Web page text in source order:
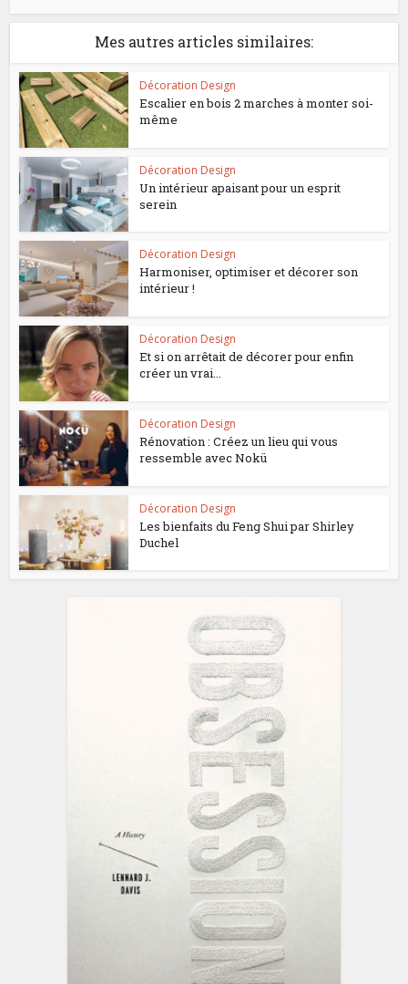
Mes autres articles similaires:
Décoration Design
Escalier en bois 2 marches à monter soi-
même
Décoration Design
Un intérieur apaisant pour un esprit
serein
Décoration Design
Harmoniser, optimiser et décorer son
intérieur !
Décoration Design
Et si on arrêtait de décorer pour enfin
créer un vrai...
Décoration Design
Rénovation : Créez un lieu qui vous
ressemble avec Nokü
Décoration Design
Les bienfaits du Feng Shui par Shirley
Duchel